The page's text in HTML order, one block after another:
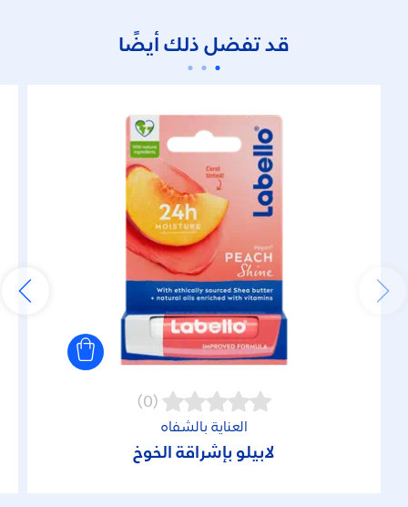
قد تفضل ذلك أيضًا
(0)
العناية بالشفاه
لابيلو بإشراقة الخوخ